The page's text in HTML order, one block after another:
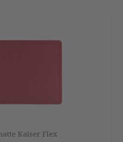
Kaiser Flex